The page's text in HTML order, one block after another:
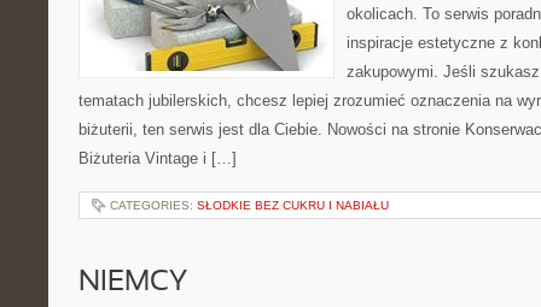
okolicach. To serwis
inspiracje estetyczne z
zakupowymi. Jeśli
tematach jubilerskich, chcesz lepiej zrozumieć oznaczenia na
biżuterii, ten serwis jest dla Ciebie. Nowości na stronie
Biżuteria Vintage i […]
CATEGORIES: SŁODKIE BEZ CUKRU I NABIAŁU
NIEMCY